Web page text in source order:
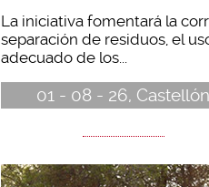
La iniciativa fomentará la
separación de residuos, el
adecuado de los...
01 - 08 - 26,